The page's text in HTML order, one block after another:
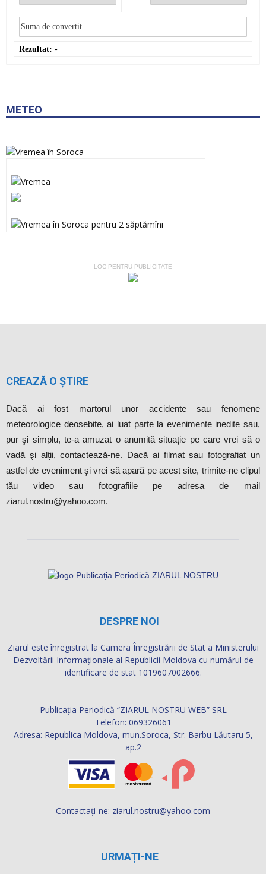
Rezultat: -
METEO
LOC PENTRU PUBLICITATE
CREAZĂ O ȘTIRE
Dacă ai fost martorul unor accidente sau fenomene
meteorologice deosebite, ai luat parte la evenimente inedite sau,
pur şi simplu, te-a amuzat o anumită situaţie pe care vrei să o
vadă şi alţii, contactează-ne. Dacă ai filmat sau fotografiat un
astfel de eveniment şi vrei să apară pe acest site, trimite-ne clipul
tău video sau fotografiile pe adresa de mail
ziarul.nostru@yahoo.com.
DESPRE NOI
Ziarul este înregistrat la Camera Înregistrării de Stat a Ministerului
Dezvoltării Informaţionale al Republicii Moldova cu numărul de
identificare de stat 1019607002666.
Publicația Periodică “ZIARUL NOSTRU WEB” SRL
Telefon: 069326061
Adresa: Republica Moldova, mun.Soroca, Str. Barbu Lăutaru 5,
ap.2
Contactați-ne: ziarul.nostru@yahoo.com
URMAȚI-NE